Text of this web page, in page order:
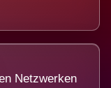
Netzwerken